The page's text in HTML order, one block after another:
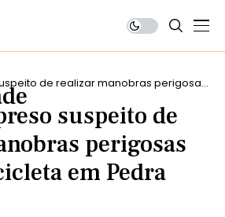
de realizar manobras perigosas
Pedra Branca
suspeito de
perigosas
em Pedra